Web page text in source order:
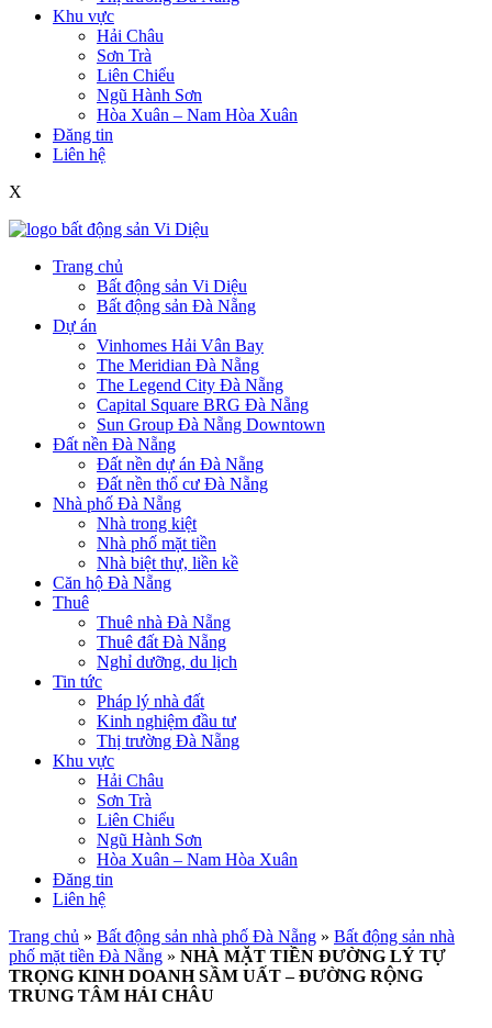
Khu vực
Hải Châu
Sơn Trà
Liên Chiểu
Ngũ Hành Sơn
Hòa Xuân – Nam Hòa Xuân
Đăng tin
Liên hệ
X
Trang chủ
Bất động sản Vi Diệu
Bất động sản Đà Nẵng
Dự án
Vinhomes Hải Vân Bay
The Meridian Đà Nẵng
The Legend City Đà Nẵng
Capital Square BRG Đà Nẵng
Sun Group Đà Nẵng Downtown
Đất nền Đà Nẵng
Đất nền dự án Đà Nẵng
Đất nền thổ cư Đà Nẵng
Nhà phố Đà Nẵng
Nhà trong kiệt
Nhà phố mặt tiền
Nhà biệt thự, liền kề
Căn hộ Đà Nẵng
Thuê
Thuê nhà Đà Nẵng
Thuê đất Đà Nẵng
Nghỉ dưỡng, du lịch
Tin tức
Pháp lý nhà đất
Kinh nghiệm đầu tư
Thị trường Đà Nẵng
Khu vực
Hải Châu
Sơn Trà
Liên Chiểu
Ngũ Hành Sơn
Hòa Xuân – Nam Hòa Xuân
Đăng tin
Liên hệ
Trang chủ » Bất động sản nhà phố Đà Nẵng » Bất động sản nhà
phố mặt tiền Đà Nẵng » NHÀ MẶT TIỀN ĐƯỜNG LÝ TỰ
TRỌNG KINH DOANH SẦM UẤT – ĐƯỜNG RỘNG
TRUNG TÂM HẢI CHÂU